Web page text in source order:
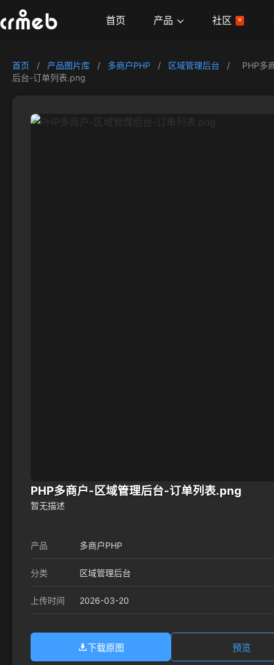
首页 产品 社区
首页 / 产品图片库 / 多商户PHP / 区域管理后台 /
PHP多
后台-订单列表.png
PHP多商户-区域管理后台-订单列表.png
暂无描述
产品 多商户PHP
分类 区域管理后台
上传时间 2026-03-20
下载原图 预览